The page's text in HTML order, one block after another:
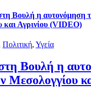
Βουλή η αυτονόμηση
και Αγρινίου (VIDEO)
Πολιτική, Υγεία
Βουλή η
Μεσολογγίου